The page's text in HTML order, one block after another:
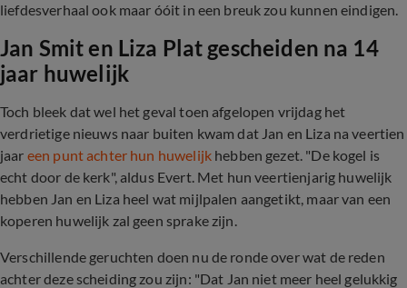
liefdesverhaal ook maar óóit in een breuk zou kunnen eindigen.
Jan Smit en Liza Plat gescheiden na 14
jaar huwelijk
Toch bleek dat wel het geval toen afgelopen vrijdag het
verdrietige nieuws naar buiten kwam dat Jan en Liza na veertien
jaar een punt achter hun huwelijk hebben gezet. "De kogel is
echt door de kerk", aldus Evert. Met hun veertienjarig huwelijk
hebben Jan en Liza heel wat mijlpalen aangetikt, maar van een
koperen huwelijk zal geen sprake zijn.
Verschillende geruchten doen nu de ronde over wat de reden
achter deze scheiding zou zijn: "Dat Jan niet meer heel gelukkig